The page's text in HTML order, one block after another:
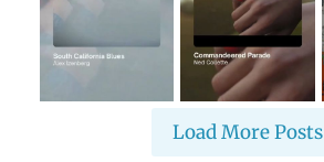
Load More Posts